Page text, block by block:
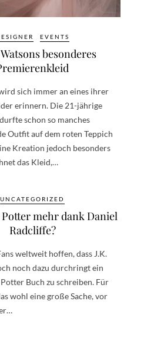
EVENTS
besonderes
sich immer an eines ihrer
erinnern. Die 21-jährige
schon so manches
Outfit auf dem roten Teppich
Kreation jedoch besonders
das Kleid,…
UNCATEGORIZED
mehr dank Daniel
Radcliffe?
weltweit hoffen, dass J.K.
noch dazu durchringt ein
Buch zu schreiben. Für
wohl eine große Sache, vor